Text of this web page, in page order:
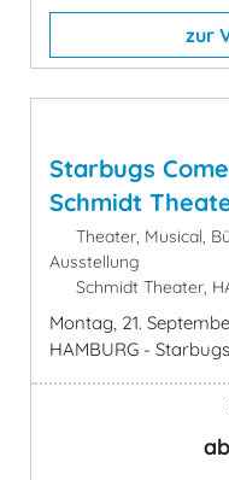
zur
Starbugs
Schmidt
Theater, Musical,
Ausstellung
Schmidt Theater,
Montag, 21.
HAMBURG -
ab